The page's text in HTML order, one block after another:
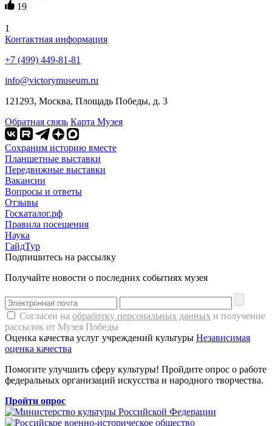
19
1
Контактная информация
+7 (499) 449-81-81
info@victorymuseum.ru
121293, Москва, Площадь Победы, д. 3
Обратная связь Карта Музея
Сохраним историю вместе
Планшетные выставки
Передвижные выставки
Вакансии
Вопросы и ответы
Отзывы
Госкаталог.рф
Правила посещения
Наука
ГайдТур
Подпишитесь на рассылку
Получайте новости о последних событиях музея
Согласен на обработку персональных данных и получение
рассылок от Музея Победы
Оценка качества услуг учреждений культуры Независимая
оценка качества
Помогите улучшить сферу культуры! Пройдите опрос о работе
федеральных организаций искусства и народного творчества.
Пройти опрос